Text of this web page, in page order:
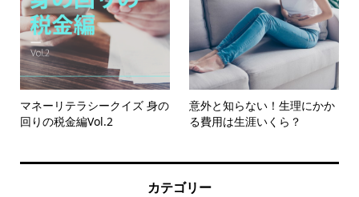
マネーリテラシークイズ 身の
回りの税金編Vol.2
意外と知らない！生理にかか
る費用は生涯いくら？
カテゴリー